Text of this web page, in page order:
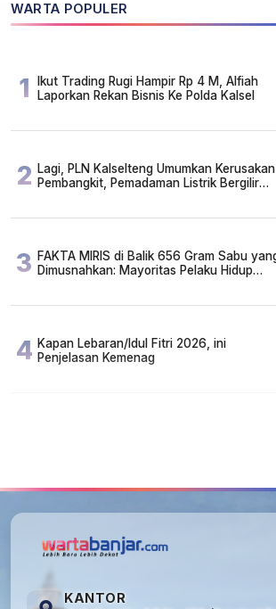
WARTA POPULER
1
Ikut Trading Rugi Hampir Rp 4 M, Alfiah
Laporkan Rekan Bisnis Ke Polda Kalsel
2 Lagi, PLN Kalselteng Umumkan Kerusakan
Pembangkit, Pemadaman Listrik Bergilir
3 FAKTA MIRIS di Balik 656 Gram Sabu
Dimusnahkan: Mayoritas Pelaku Hidup
4 Kapan Lebaran/Idul Fitri 2026, ini
Penjelasan Kemenag
KANTOR